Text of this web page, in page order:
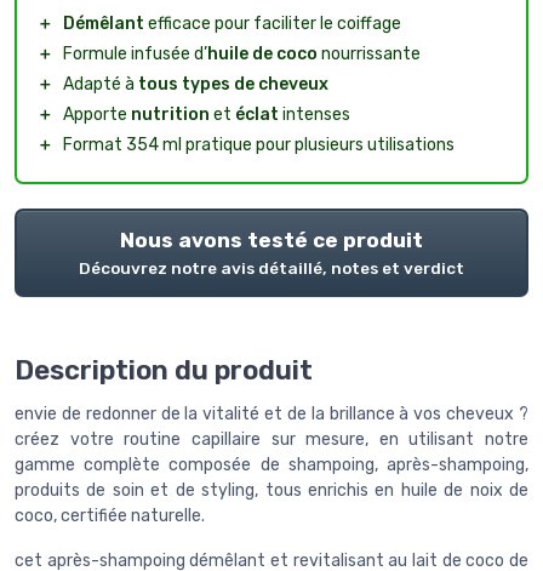
＋ Démêlant efficace pour faciliter le coiffage
＋
Formule infusée d’huile de coco nourrissante
＋ Adapté à tous types de cheveux
＋ Apporte nutrition et éclat intenses
＋
Format 354 ml pratique pour plusieurs utilisations
Nous avons testé ce produit
Découvrez notre avis détaillé, notes et verdict
Description du produit
envie de redonner de la vitalité et de la brillance à vos cheveux ?
créez votre routine capillaire sur mesure, en utilisant notre
gamme complète composée de shampoing, après-shampoing,
produits de soin et de styling, tous enrichis en huile de noix de
coco, certifiée naturelle.
cet après-shampoing démêlant et revitalisant au lait de coco de